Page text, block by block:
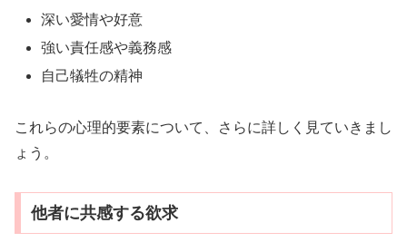
深い愛情や好意
強い責任感や義務感
自己犠牲の精神
これらの心理的要素について、さらに詳しく見ていきまし
ょう。
他者に共感する欲求